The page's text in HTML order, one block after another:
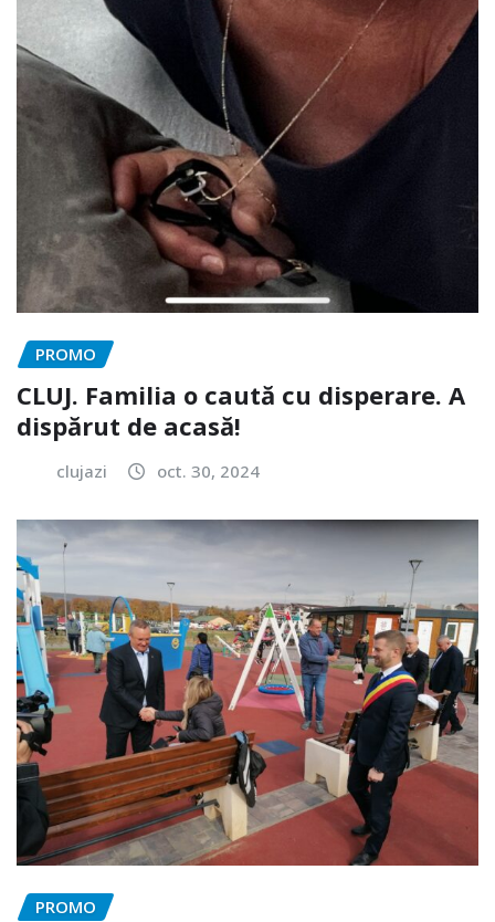
PROMO
CLUJ. Familia o caută cu disperare. A
dispărut de acasă!
clujazi oct. 30, 2024
PROMO